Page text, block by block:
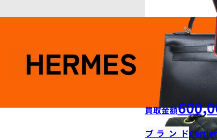
買取金額
ブランドCartier